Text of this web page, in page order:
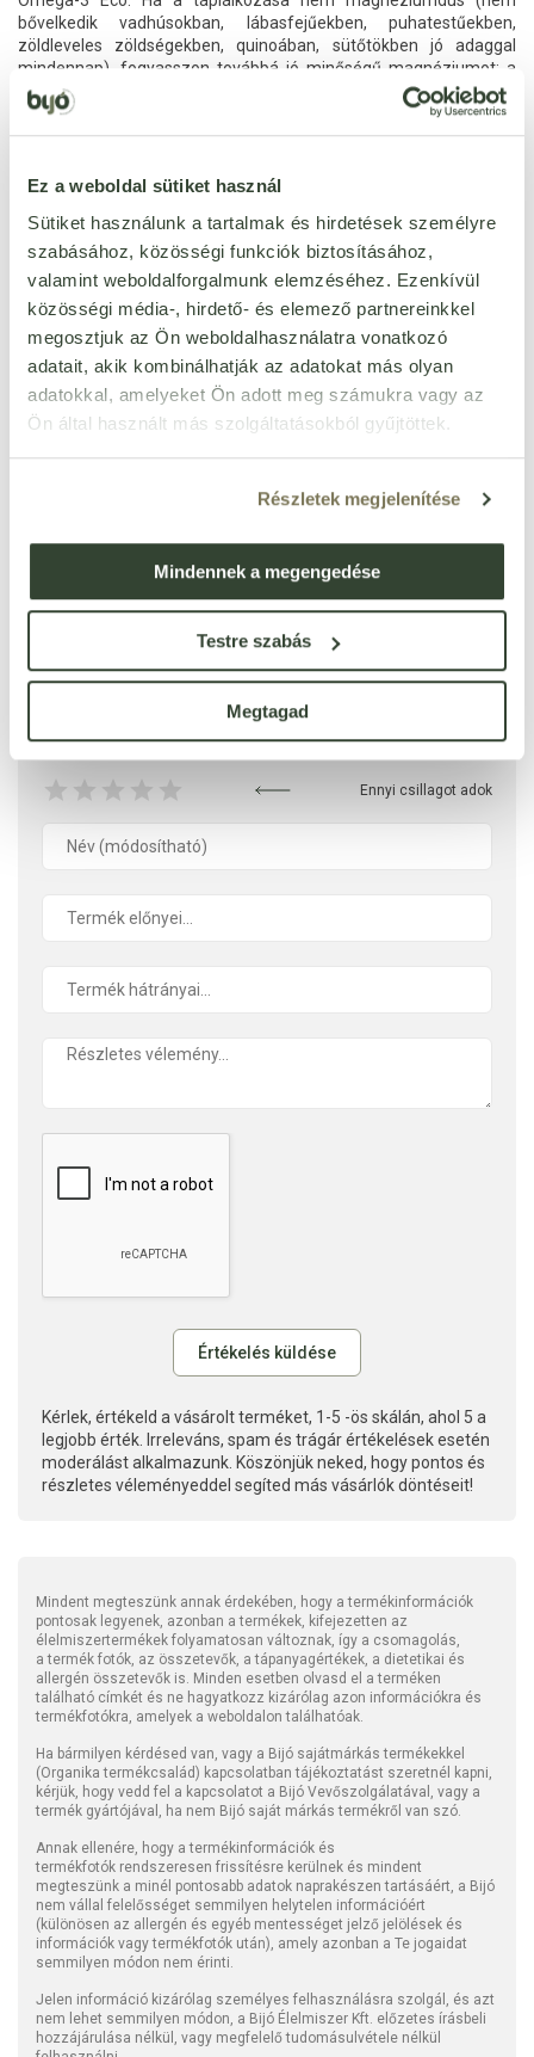
Ez a weboldal sütiket használ
Sütiket használunk a tartalmak és hirdetések személyre
szabásához, közösségi funkciók biztosításához,
valamint weboldalforgalmunk elemzéséhez. Ezenkívül
közösségi média-, hirdető- és elemező partnereinkkel
megosztjuk az Ön weboldalhasználatra vonatkozó
adatait, akik kombinálhatják az adatokat más olyan
adatokkal, amelyeket Ön adott meg számukra vagy az
Ön által használt más szolgáltatásokból gyűjtöttek.
Részletek megjelenítése
Mindennek a megengedése
Testre szabás
Megtagad
bővelkedik vadhúsokban, lábasfejűekben, puhatestűekben,
zöldleveles zöldségekben, quinoában, sütőtökben jó adaggal
mindennap), fogyasszon továbbá jó minőségű magnéziumot; a
kínálatunkban kétfélét talál.
Vagy egyszerűen javasoljuk, váltson ilyen esetekben a GAL+
kolint illetően bővebben olvashat, és az egyéni szükségletét is
Jellemzők
laktózmentes
Ezt a terméket még senki nem értékelte. Legyél Te az
ÉRTÉKELÉST ÍROK
Ennyi csillagot adok
Kérlek, értékeld a vásárolt terméket, 1-5 -ös skálán, ahol 5 a
legjobb érték. Irreleváns, spam és trágár értékelések esetén
moderálást alkalmazunk. Köszönjük neked, hogy pontos és
részletes véleményeddel segíted más vásárlók döntéseit!
Mindent megteszünk annak érdekében, hogy a termékinformációk
pontosak legyenek, azonban a termékek, kifejezetten az
élelmiszertermékek folyamatosan változnak, így a csomagolás,
a termék fotók, az összetevők, a tápanyagértékek, a dietetikai és
allergén összetevők is. Minden esetben olvasd el a terméken
található címkét és ne hagyatkozz kizárólag azon információkra és
termékfotókra, amelyek a weboldalon találhatóak.
Ha bármilyen kérdésed van, vagy a Bijó sajátmárkás termékekkel
(Organika termékcsalád) kapcsolatban tájékoztatást szeretnél kapni,
kérjük, hogy vedd fel a kapcsolatot a Bijó Vevőszolgálatával, vagy a
termék gyártójával, ha nem Bijó saját márkás termékről van szó.
Annak ellenére, hogy a termékinformációk és
termékfotók rendszeresen frissítésre kerülnek és mindent
megteszünk a minél pontosabb adatok naprakészen tartásáért, a Bijó
nem vállal felelősséget semmilyen helytelen információért
(különösen az allergén és egyéb mentességet jelző jelölések és
információk vagy termékfotók után), amely azonban a Te jogaidat
semmilyen módon nem érinti.
Jelen információ kizárólag személyes felhasználásra szolgál, és azt
nem lehet semmilyen módon, a Bijó Élelmiszer Kft. előzetes írásbeli
hozzájárulása nélkül, vagy megfelelő tudomásulvétele nélkül